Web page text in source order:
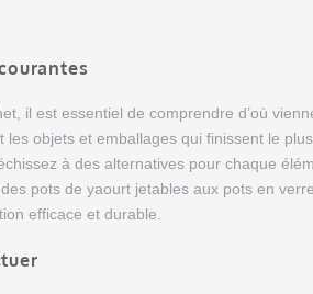
il est essentiel de comprendre d’où
objets et emballages qui finissent le
à des alternatives pour chaque
pots de yaourt jetables aux pots en
efficace et durable.